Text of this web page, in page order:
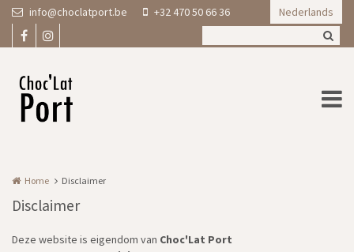
Overslaan en naar de inhoud gaan
info@choclatport.be +32 470 50 66 36 Nederlands
Home Disclaimer
Disclaimer
Deze website is eigendom van Choc'Lat Port